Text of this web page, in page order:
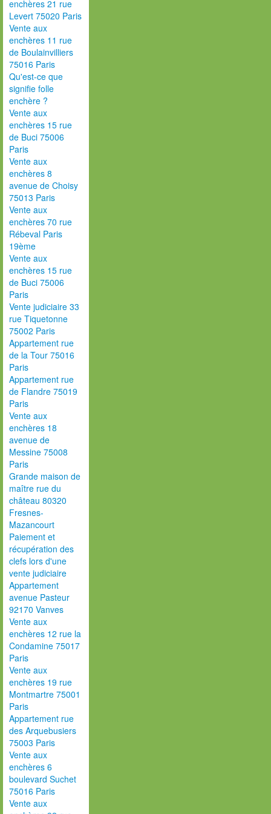
enchères 21 rue
Levert 75020 Paris
Vente aux
enchères 11 rue
de Boulainvilliers
75016 Paris
Qu'est-ce que
signifie folle
enchère ?
Vente aux
enchères 15 rue
de Buci 75006
Paris
Vente aux
enchères 8
avenue de Choisy
75013 Paris
Vente aux
enchères 70 rue
Rébeval Paris
19ème
Vente aux
enchères 15 rue
de Buci 75006
Paris
Vente judiciaire 33
rue Tiquetonne
75002 Paris
Appartement rue
de la Tour 75016
Paris
Appartement rue
de Flandre 75019
Paris
Vente aux
enchères 18
avenue de
Messine 75008
Paris
Grande maison de
maître rue du
château 80320
Fresnes-
Mazancourt
Paiement et
récupération des
clefs lors d'une
vente judiciaire
Appartement
avenue Pasteur
92170 Vanves
Vente aux
enchères 12 rue la
Condamine 75017
Paris
Vente aux
enchères 19 rue
Montmartre 75001
Paris
Appartement rue
des Arquebusiers
75003 Paris
Vente aux
enchères 6
boulevard Suchet
75016 Paris
Vente aux